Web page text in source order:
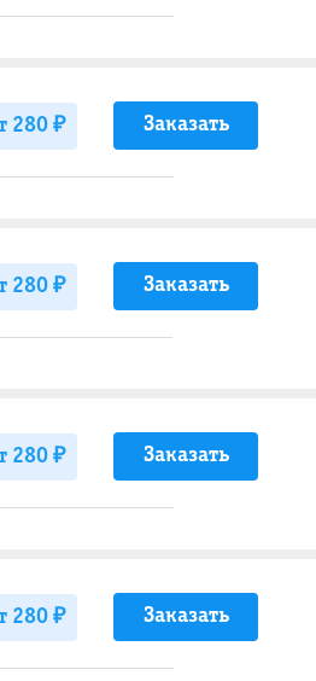
280 ₽ Заказать
280 ₽ Заказать
280 ₽ Заказать
280 ₽ Заказать